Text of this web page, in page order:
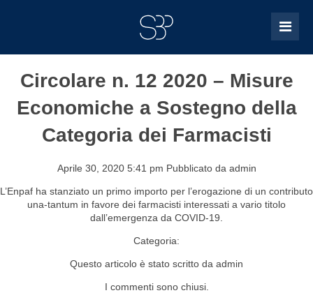
Circolare n. 12 2020 – Misure
Economiche a Sostegno della
Categoria dei Farmacisti
Aprile 30, 2020 5:41 pm Pubblicato da admin
L’Enpaf ha stanziato un primo importo per l’erogazione di un contributo
una-tantum in favore dei farmacisti interessati a vario titolo
dall’emergenza da COVID-19.
Categoria:
Questo articolo è stato scritto da admin
I commenti sono chiusi.